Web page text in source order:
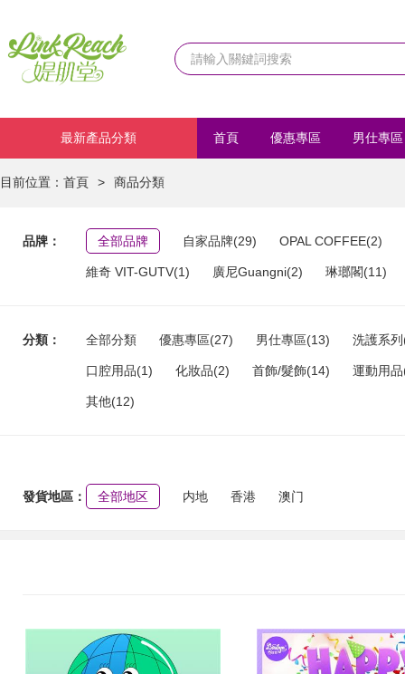
最新產品分類 首頁 優惠專區 男仕專區
目前位置： 首頁 > 商品分類
品牌： 全部品牌 自家品牌(29) OPAL COFFEE(2)
維奇 VIT-GUTV(1) 廣尼Guangni(2) 琳瑯閣(11)
分類： 全部分類 優惠專區(27) 男仕專區(13) 洗護系
口腔用品(1) 化妝品(2) 首飾/髮飾(14) 運動用
其他(12)
發貨地區： 全部地区 内地 香港 澳门